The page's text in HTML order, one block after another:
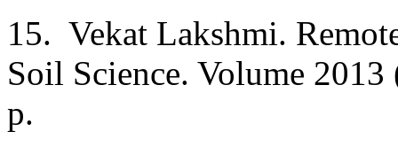
15. Vekat Lakshmi.
Soil Science. Volume
p.